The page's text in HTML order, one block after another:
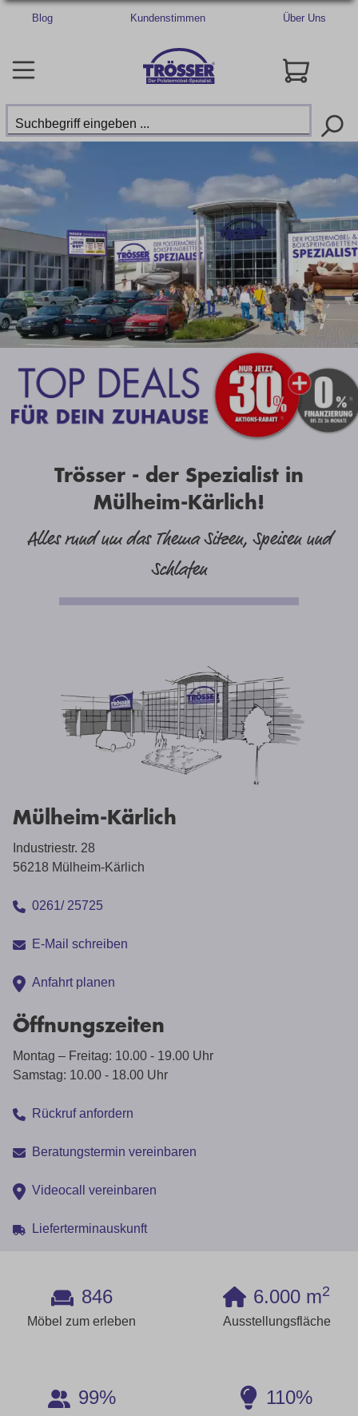
Blog Kundenstimmen Über Uns
Trösser - der Spezialist in
Mülheim-Kärlich!
Alles rund um das Thema Sitzen, Speisen und
Schlafen
Mülheim-Kärlich
Industriestr. 28
56218 Mülheim-Kärlich
0261/ 25725
E-Mail schreiben
Anfahrt planen
Öffnungszeiten
Montag – Freitag: 10.00 - 19.00 Uhr
Samstag: 10.00 - 18.00 Uhr
Rückruf anfordern
Beratungstermin vereinbaren
Videocall vereinbaren
Lieferterminauskunft
846
Möbel zum erleben
6.000 m2
Ausstellungsfläche
99% 110%